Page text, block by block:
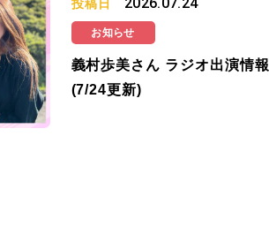
投稿日
お知らせ
義村歩美さん ラジオ出演情報
(7/24更新)